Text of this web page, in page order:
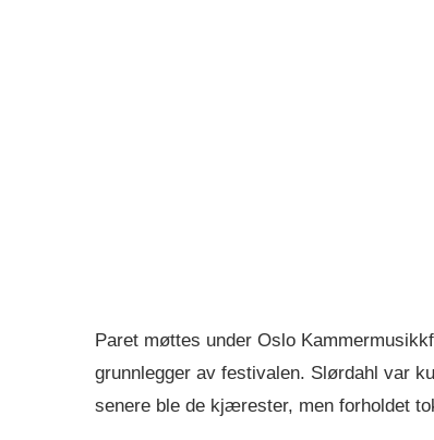
Paret møttes under Oslo
grunnlegger av festivalen. Slørdahl var
senere ble de kjærester, men forholdet